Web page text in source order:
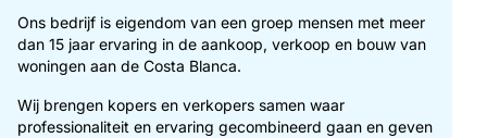
Ons bedrijf is eigendom van een groep mensen met meer
dan 15 jaar ervaring in de aankoop, verkoop en bouw van
woningen aan de Costa Blanca.
Wij brengen kopers en verkopers samen waar
professionaliteit en ervaring gecombineerd gaan en geven